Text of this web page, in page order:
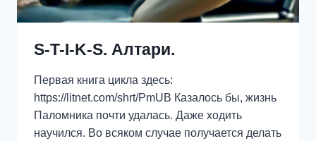
S-T-I-K-S. Алтари.
Первая книга цикла здесь:
https://litnet.com/shrt/PmUB Казалось бы, жизнь
Паломника почти удалась. Даже ходить
научился. Во всяком случае получается делать